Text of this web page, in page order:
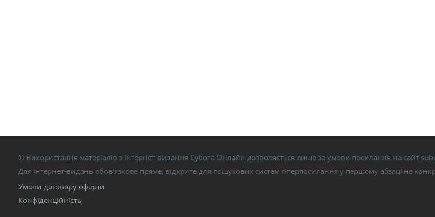
© Використання матеріалів з інтернет-видання Субота Онлайн дозволяється лише за умови посилання на сайт
Для інтернет-видань обов’язкове пряме, відкрите для пошукових систем гіперпосилання у першому абзаці на
Умови договору оферти
Конфіденційність